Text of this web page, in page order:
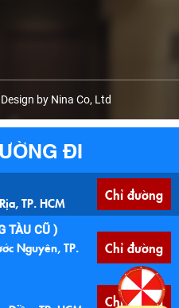
by Nina Co, Ltd
ĐI
TP. HCM Chỉ đường
TÀU CŨ )
Nguyên, TP.
Chỉ đường
Chỉ đường